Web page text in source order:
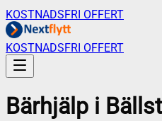
KOSTNADSFRI OFFERT
KOSTNADSFRI OFFERT
Bärhjälp i